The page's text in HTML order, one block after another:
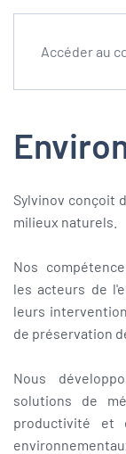
Accéder au
Sylvinov conçoit
milieux naturels.
Nos
les acteurs de
leurs
de préservation
Nous
solutions de
productivité et